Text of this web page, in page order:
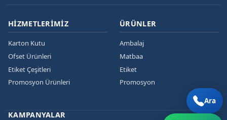
HIZMETLERIMIZ
Karton Kutu
Ofset Ürünleri
Etiket Çeşitleri
Promosyon Ürünleri
ÜRÜNLER
Ambalaj
Matbaa
Etiket
Promosyon
KAMPANYALAR
Ara